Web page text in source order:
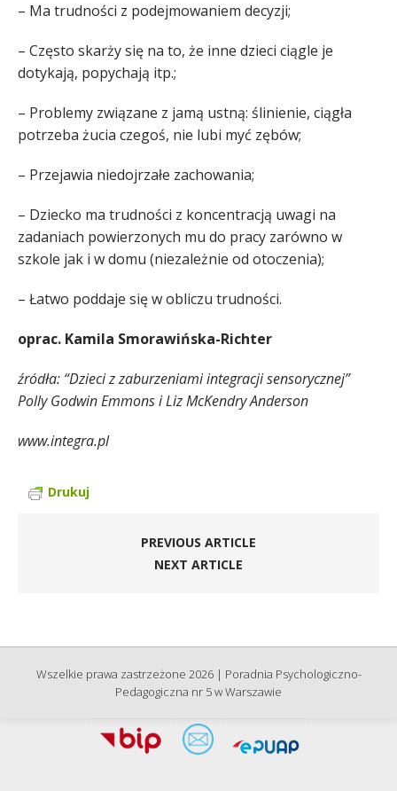
– Ma trudności z podejmowaniem decyzji;
– Często skarży się na to, że inne dzieci ciągle je
dotykają, popychają itp.;
– Problemy związane z jamą ustną: ślinienie, ciągła
potrzeba żucia czegoś, nie lubi myć zębów;
– Przejawia niedojrzałe zachowania;
– Dziecko ma trudności z koncentracją uwagi na
zadaniach powierzonych mu do pracy zarówno w
szkole jak i w domu (niezależnie od otoczenia);
– Łatwo poddaje się w obliczu trudności.
oprac. Kamila Smorawińska-Richter
źródła: “Dzieci z zaburzeniami integracji sensorycznej”
Polly Godwin Emmons i Liz McKendry Anderson
www.integra.pl
Drukuj
PREVIOUS ARTICLE
NEXT ARTICLE
Wszelkie prawa zastrzeżone 2026 | Poradnia Psychologiczno-
Pedagogiczna nr 5 w Warszawie